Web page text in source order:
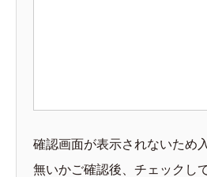
確認画面が表示されないため
無いかご確認後、チェックし